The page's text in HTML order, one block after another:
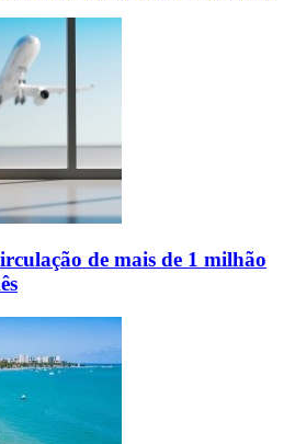
de mais de 1 milhão